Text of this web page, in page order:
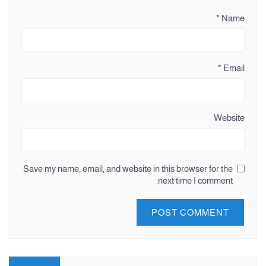
Name
*
Email
*
Website
Save my name, email, and website in this browser for the
next time I comment.